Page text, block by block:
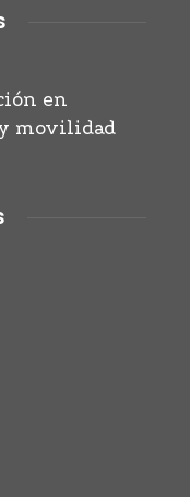
en
movilidad